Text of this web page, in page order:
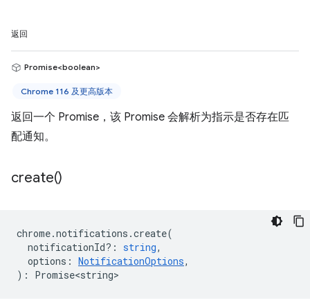
返回
Promise<boolean>
Chrome 116 及更高版本
返回一个 Promise，该 Promise 会解析为指示是否存在匹
配通知。
create()
chrome.notifications .create(
notificationId? : string,
options : NotificationOptions,
) : Promise<string>